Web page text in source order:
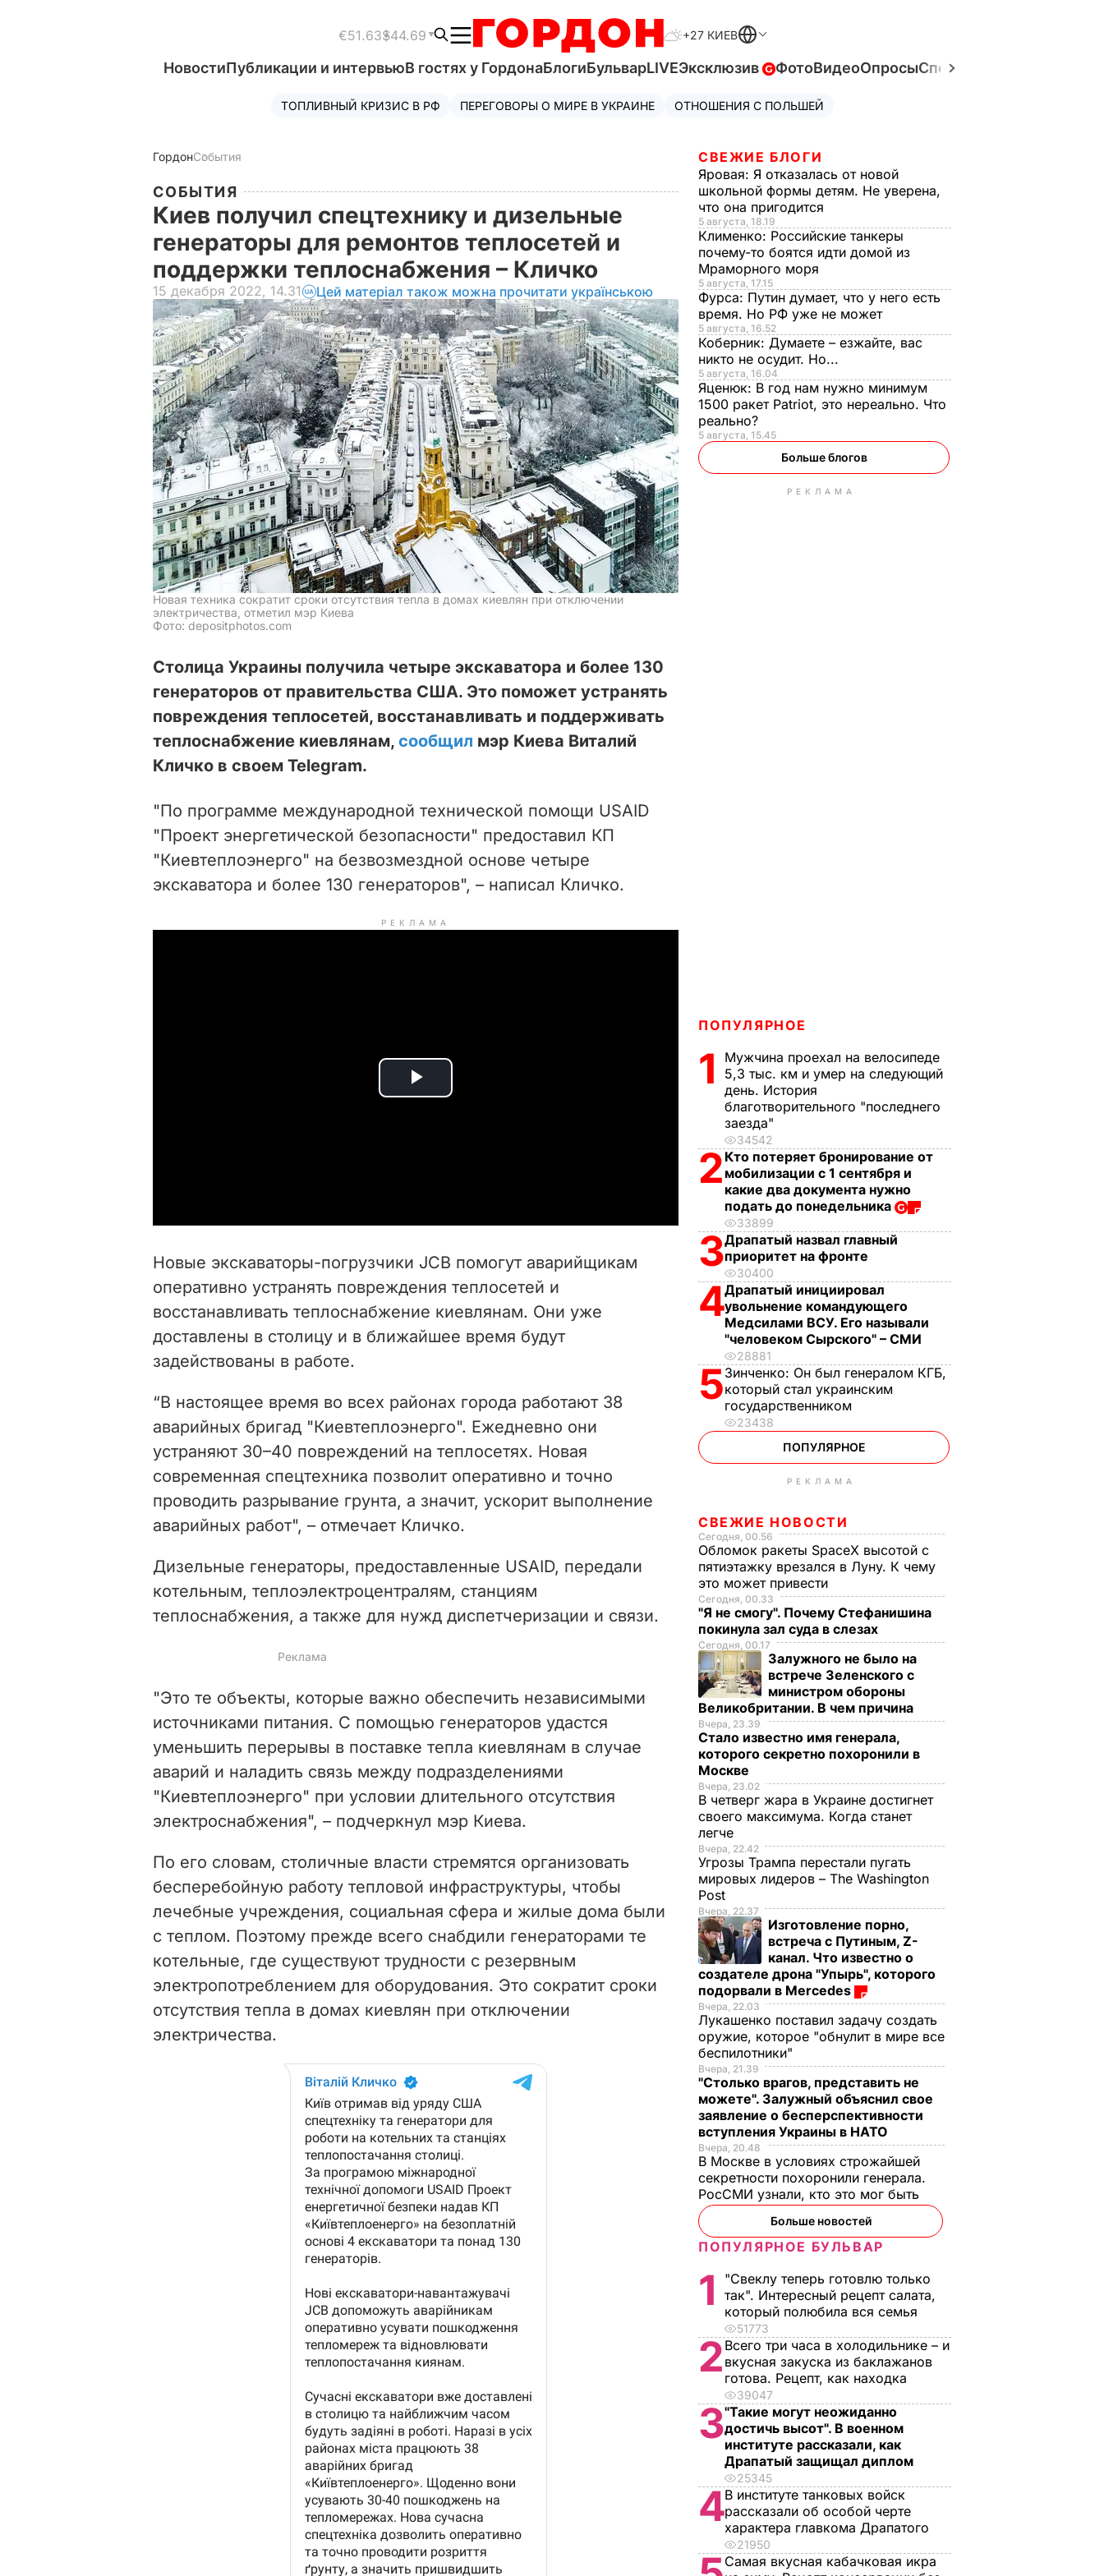
€51.63$44.69 +27 КИЕВ
НовостиПубликации и интервьюВ гостях у ГордонаБлогиБульварLIVEЭксклюзив ФотоВидеоОпросыСпецпроекты
ТОПЛИВНЫЙ КРИЗИС В РФ ПЕРЕГОВОРЫ О МИРЕ В УКРАИНЕ ОТНОШЕНИЯ С ПОЛЬШЕЙ
ГордонСобытия
СОБЫТИЯ
Киев получил спецтехнику и дизельные
генераторы для ремонтов теплосетей и
поддержки теплоснабжения – Кличко
15 декабря 2022, 14.31 Цей матеріал також можна прочитати українською
Новая техника сократит сроки отсутствия тепла в домах киевлян при отключении
электричества, отметил мэр Киева
Фото: depositphotos.com
Столица Украины получила четыре экскаватора и более 130
генераторов от правительства США. Это поможет устранять
повреждения теплосетей, восстанавливать и поддерживать
теплоснабжение киевлянам, сообщил мэр Киева Виталий
Кличко в своем Telegram.
"По программе международной технической помощи USAID
"Проект энергетической безопасности" предоставил КП
"Киевтеплоэнерго" на безвозмездной основе четыре
экскаватора и более 130 генераторов", – написал Кличко.
РЕКЛАМА
P
i
d
o
Новые экскаваторы-погрузчики JCB помогут аварийщикам
оперативно устранять повреждения теплосетей и
восстанавливать теплоснабжение киевлянам. Они уже
доставлены в столицу и в ближайшее время будут
задействованы в работе.
“В настоящее время во всех районах города работают 38
аварийных бригад "Киевтеплоэнерго". Ежедневно они
устраняют 30–40 повреждений на теплосетях. Новая
современная спецтехника позволит оперативно и точно
проводить разрывание грунта, а значит, ускорит выполнение
аварийных работ", – отмечает Кличко.
Дизельные генераторы, предоставленные USAID, передали
котельным, теплоэлектроцентралям, станциям
теплоснабжения, а также для нужд диспетчеризации и связи.
"Это те объекты, которые важно обеспечить независимыми
источниками питания. С помощью генераторов удастся
уменьшить перерывы в поставке тепла киевлянам в случае
аварий и наладить связь между подразделениями
"Киевтеплоэнерго" при условии длительного отсутствия
электроснабжения", – подчеркнул мэр Киева.
По его словам, столичные власти стремятся организовать
бесперебойную работу тепловой инфраструктуры, чтобы
лечебные учреждения, социальная сфера и жилые дома были
с теплом. Поэтому прежде всего снабдили генераторами те
котельные, где существуют трудности с резервным
электропотреблением для оборудования. Это сократит сроки
отсутствия тепла в домах киевлян при отключении
электричества.
СВЕЖИЕ БЛОГИ
Яровая: Я отказалась от новой
школьной формы детям. Не уверена,
что она пригодится
5 августа, 18.19
Клименко: Российские танкеры
почему-то боятся идти домой из
Мраморного моря
5 августа, 17.15
Фурса: Путин думает, что у него есть
время. Но РФ уже не может
5 августа, 16.52
Коберник: Думаете – езжайте, вас
никто не осудит. Но...
5 августа, 16.04
Яценюк: В год нам нужно минимум
1500 ракет Patriot, это нереально. Что
реально?
5 августа, 15.45
Больше блогов
РЕКЛАМА
ПОПУЛЯРНОЕ
1
Мужчина проехал на велосипеде
5,3 тыс. км и умер на следующий
день. История
благотворительного "последнего
заезда"
34542
2 Кто потеряет бронирование от
мобилизации с 1 сентября и
какие два документа нужно
подать до понедельника
33899
3Драпатый назвал главный
приоритет на фронте
30400
4Драпатый инициировал
увольнение командующего
Медсилами ВСУ. Его называли
"человеком Сырского" – СМИ
28881
5Зинченко: Он был генералом КГБ,
который стал украинским
государственником
23438
ПОПУЛЯРНОЕ
РЕКЛАМА
СВЕЖИЕ НОВОСТИ
Сегодня, 00.56
Обломок ракеты SpaceX высотой с
пятиэтажку врезался в Луну. К чему
это может привести
Сегодня, 00.33
"Я не смогу". Почему Стефанишина
покинула зал суда в слезах
Сегодня, 00.17
Залужного не было на
встрече Зеленского с
министром обороны
Великобритании. В чем причина
Вчера, 23.39
Стало известно имя генерала,
которого секретно похоронили в
Москве
Вчера, 23.02
В четверг жара в Украине достигнет
своего максимума. Когда станет
легче
Вчера, 22.42
Угрозы Трампа перестали пугать
мировых лидеров – The Washington
Post
Вчера, 22.37
Изготовление порно,
встреча с Путиным, Z-
канал. Что известно о
создателе дрона "Упырь", которого
подорвали в Mercedes
Вчера, 22.03
Лукашенко поставил задачу создать
оружие, которое "обнулит в мире все
беспилотники"
Вчера, 21.39
"Столько врагов, представить не
можете". Залужный объяснил свое
заявление о бесперспективности
вступления Украины в НАТО
Вчера, 20.48
В Москве в условиях строжайшей
секретности похоронили генерала.
РосСМИ узнали, кто это мог быть
Больше новостей
ПОПУЛЯРНОЕ БУЛЬВАР
1
"Свеклу теперь готовлю только
так". Интересный рецепт салата,
который полюбила вся семья
51773
2 Всего три часа в холодильнике – и
вкусная закуска из баклажанов
готова. Рецепт, как находка
39047
3"Такие могут неожиданно
достичь высот". В военном
институте рассказали, как
Драпатый защищал диплом
25345
4В институте танковых войск
рассказали об особой черте
характера главкома Драпатого
21950
Самая вкусная кабачковая икра